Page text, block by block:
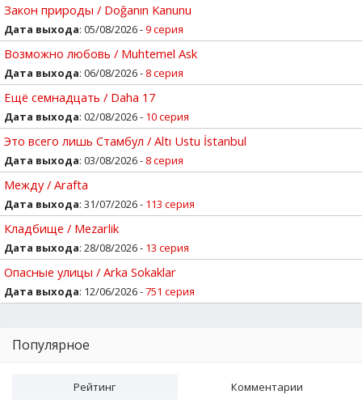
Закон природы / Doğanın Kanunu
Дата выхода: 05/08/2026 -9 серия
Возможно любовь / Muhtemel Ask
Дата выхода: 06/08/2026 - 8 серия
Ещё семнадцать / Daha 17
Дата выхода: 02/08/2026 - 10 серия
Это всего лишь Стамбул / Altı Ustu İstanbul
Дата выхода: 03/08/2026 - 8 серия
Между / Arafta
Дата выхода: 31/07/2026 - 113 серия
Кладбище / Mezarlik
Дата выхода: 28/08/2026 - 13 серия
Опасные улицы / Arka Sokaklar
Дата выхода: 12/06/2026 -751 серия
Популярное
Рейтинг Комментарии